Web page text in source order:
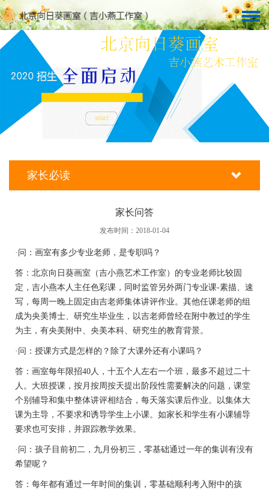
家长必读
家长问答
发布时间：2018-01-04
·问：画室有多少专业老师，是专职吗？
答：北京向日葵画室（吉小燕艺术工作室）的专业老师比较固
定，吉小燕本人主任色彩课，同时监管另外两门专业课-素描、速
写，每周一晚上固定由吉老师集体讲评作业。其他任课老师的组
成为央美博士、研究生毕业生，以吉老师曾经在附中教过的学生
为主，有央美附中、央美本科、研究生的教育背景。
·问：授课方式是怎样的？除了大课外还有小课吗？
答：画室每年限招40人，十五个人左右一个班，最多不超过二十
人。大班授课，按月按周按天提出阶段性需要解决的问题，课堂
个别辅导和集中整体讲评相结合，每天落实课后作业。以集体大
课为主导，不要求和诱导学生上小课。如家长和学生有小课辅导
要求也可安排，并跟踪教学效果。
·问：孩子目前初二，九月份初三，零基础通过一年的集训有没有
希望呢？
答：每年都有通过一年时间的集训，零基础顺利考入附中的孩